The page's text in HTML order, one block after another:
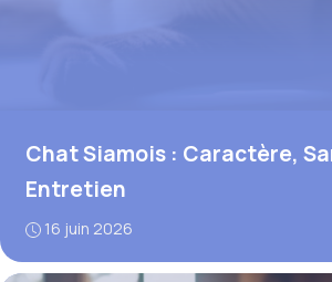
Chat Siamois : Caractère,
Entretien
16 juin 2026